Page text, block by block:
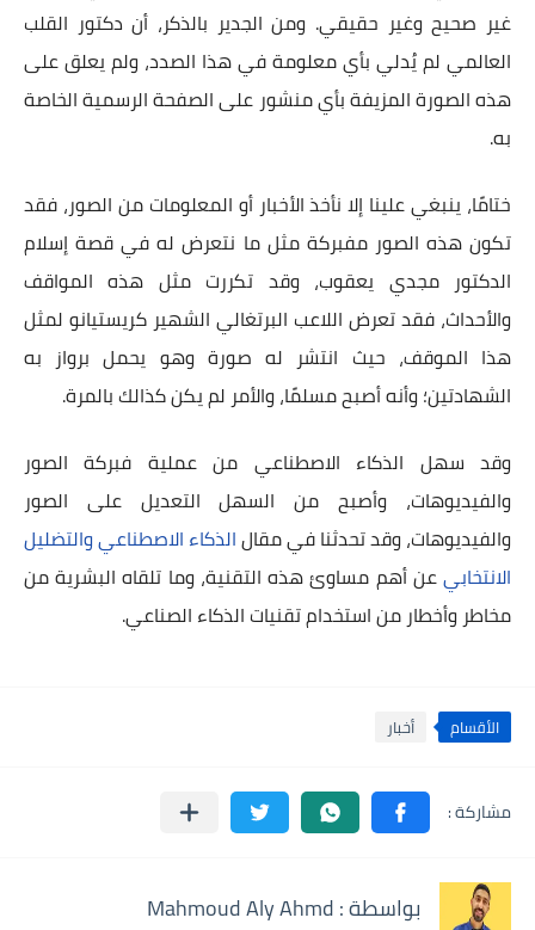
غير صحيح وغير حقيقي. ومن الجدير بالذكر، أن دكتور القلب
العالمي لم يُدلي بأي معلومة في هذا الصدد، ولم يعلق على
هذه الصورة المزيفة بأي منشور على الصفحة الرسمية الخاصة
به.
ختامًا، ينبغي علينا إلا نأخذ الأخبار أو المعلومات من الصور، فقد
تكون هذه الصور مفبركة مثل ما نتعرض له في قصة إسلام
الدكتور مجدي يعقوب، وقد تكررت مثل هذه المواقف
والأحداث، فقد تعرض اللاعب البرتغالي الشهير كريستيانو لمثل
هذا الموقف، حيث انتشر له صورة وهو يحمل برواز به
الشهادتين؛ وأنه أصبح مسلمًا، والأمر لم يكن كذالك بالمرة.
وقد سهل الذكاء الاصطناعي من عملية فبركة الصور
والفيديوهات، وأصبح من السهل التعديل على الصور
والفيديوهات، وقد تحدثنا في مقالالذكاء الاصطناعي والتضليل
الانتخابيعن أهم مساوئ هذه التقنية، وما تلقاه البشرية من
مخاطر وأخطار من استخدام تقنيات الذكاء الصناعي.
الأقسام أخبار
بواسطة : Mahmoud Aly Ahmd